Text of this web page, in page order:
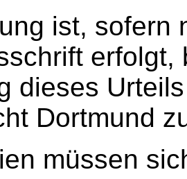
ist, sofern
dieses
Dortmund
müssen